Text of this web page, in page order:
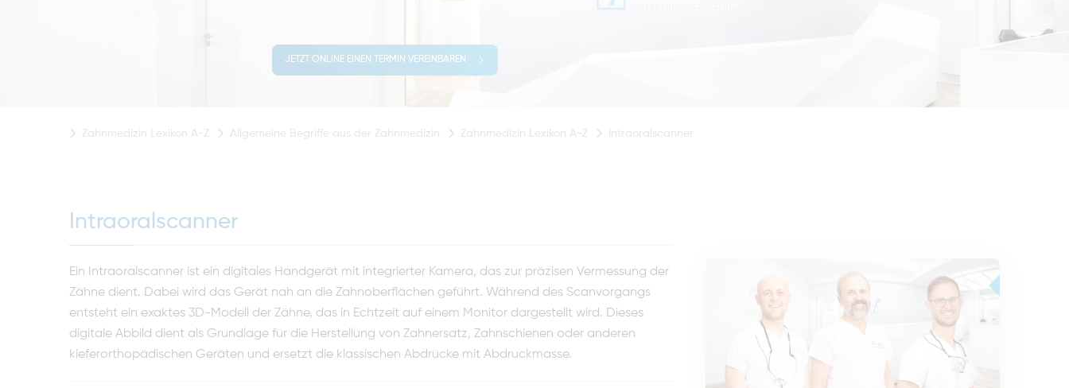
JETZT ONLINE EINEN TERMIN VEREINBAREN
Zahnmedizin Lexikon A-Z Allgemeine Begriffe aus der Zahnmedizin Zahnmedizin Lexikon A-Z Intraoralscanner
Intraoralscanner
Ein Intraoralscanner ist ein digitales Handgerät mit integrierter Kamera, das zur präzisen Vermessung der
Zähne dient. Dabei wird das Gerät nah an die Zahnoberflächen geführt. Während des Scanvorgangs
entsteht ein exaktes 3D-Modell der Zähne, das in Echtzeit auf einem Monitor dargestellt wird. Dieses
digitale Abbild dient als Grundlage für die Herstellung von Zahnersatz, Zahnschienen oder anderen
kieferorthopädischen Geräten und ersetzt die klassischen Abdrücke mit Abdruckmasse.